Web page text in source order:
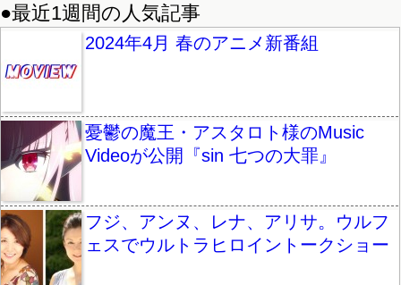
●最近1週間の人気記事
2024年4月 春のアニメ新番組
憂鬱の魔王・アスタロト様のMusic
Videoが公開『sin 七つの大罪』
フジ、アンヌ、レナ、アリサ。ウルフ
ェスでウルトラヒロイントークショー